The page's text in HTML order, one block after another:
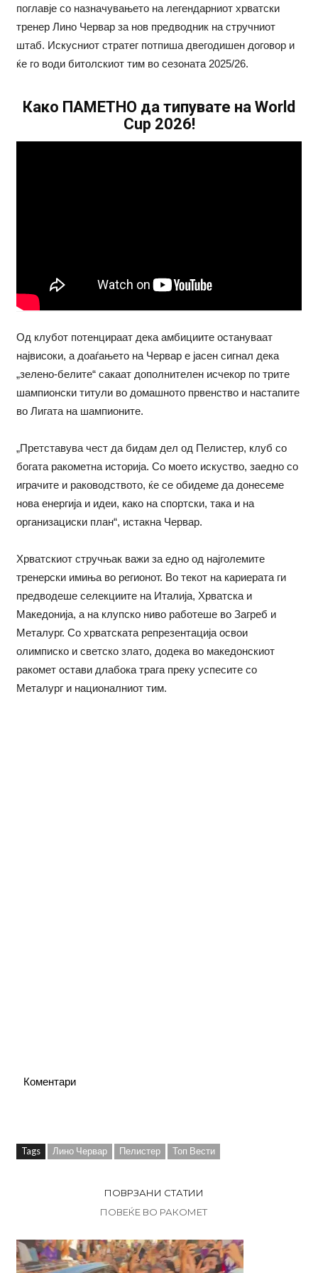
поглавје со назначувањето на легендарниот хрватски
тренер Лино Червар за нов предводник на стручниот
штаб. Искусниот стратег потпиша двегодишен договор и
ќе го води битолскиот тим во сезоната 2025/26.
Како ПАМЕТНО да типувате на World
Cup 2026!
Од клубот потенцираат дека амбициите остануваат
највисоки, а доаѓањето на Червар е јасен сигнал дека
„зелено-белите“ сакаат дополнителен исчекор по трите
шампионски титули во домашното првенство и настапите
во Лигата на шампионите.
„Претставува чест да бидам дел од Пелистер, клуб со
богата ракометна историја. Со моето искуство, заедно со
играчите и раководството, ќе се обидеме да донесеме
нова енергија и идеи, како на спортски, така и на
организациски план“, истакна Червар.
Хрватскиот стручњак важи за едно од најголемите
тренерски имиња во регионот. Во текот на кариерата ги
предводеше селекциите на Италија, Хрватска и
Македонија, а на клупско ниво работеше во Загреб и
Металург. Со хрватската репрезентација освои
олимписко и светско злато, додека во македонскиот
ракомет остави длабока трага преку успесите со
Металург и националниот тим.
Коментари
Tags Лино Червар Пелистер Топ Вести
ПОВРЗАНИ СТАТИИ
ПОВЕЌЕ ВО РАКОМЕТ